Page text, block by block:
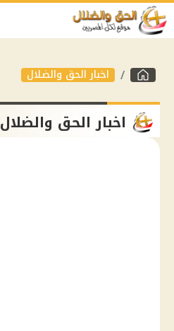
اخبار الحق والضلال
اخبار الحق والضلال